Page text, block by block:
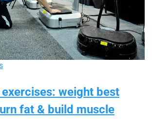
weight best
fat & build muscle